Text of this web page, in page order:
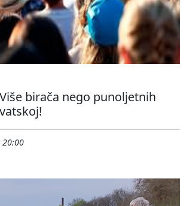
birača nego punoljetnih
20:00